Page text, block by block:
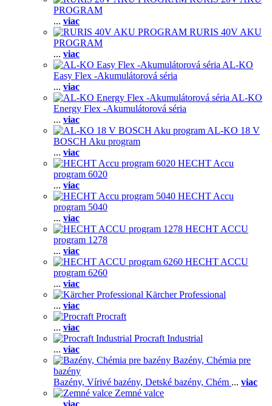
PROGRAM
... viac
RURIS 40V AKU
PROGRAM
... viac
AL-KO
Easy Flex -Akumulátorová séria
... viac
AL-KO
Energy Flex -Akumulátorová séria
... viac
AL-KO 18 V
BOSCH Aku program
... viac
HECHT Accu
program 6020
... viac
HECHT Accu
program 5040
... viac
HECHT ACCU
program 1278
... viac
HECHT ACCU
program 6260
... viac
Kärcher Professional
... viac
Procraft
... viac
Procraft Industrial
... viac
Bazény, Chémia pre
bazény
Bazény, Vírivé bazény, Detské bazény, Chém ... viac
Zemné valce
... viac